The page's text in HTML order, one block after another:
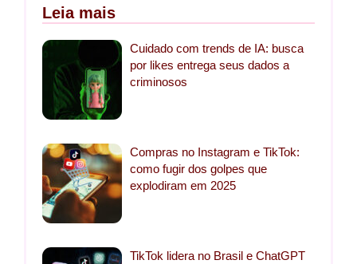
Leia mais
Cuidado com trends de IA: busca
por likes entrega seus dados a
criminosos
Compras no Instagram e TikTok:
como fugir dos golpes que
explodiram em 2025
TikTok lidera no Brasil e ChatGPT